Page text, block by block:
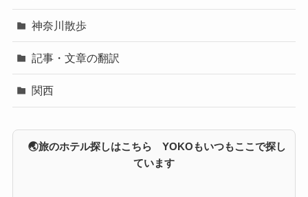
神奈川散歩
記事・文章の翻訳
関西
🌏旅のホテル探しはこちら YOKOもいつもここで探し
ています